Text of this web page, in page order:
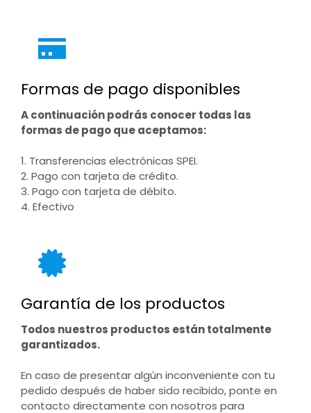
Formas de pago disponibles
A continuación podrás conocer todas las
formas de pago que aceptamos:
1. Transferencias electrónicas SPEI.
2. Pago con tarjeta de crédito.
3. Pago con tarjeta de débito.
4. Efectivo
Garantía de los productos
Todos nuestros productos están totalmente
garantizados.
En caso de presentar algún inconveniente con tu
pedido después de haber sido recibido, ponte en
contacto directamente con nosotros para